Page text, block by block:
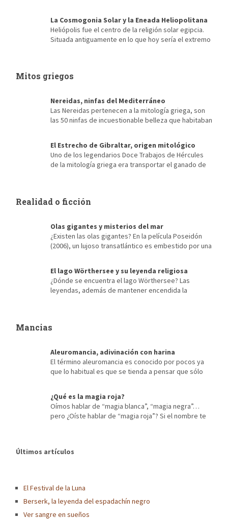
alguien que ama los libros, para quien sus momentos más
recordados se encuentran entre las estanterías de una vieja
biblioteca […]
La Cosmogonia Solar y la Eneada Heliopolitana
Heliópolis fue el centro de la religión solar egipcia.
Situada antiguamente en lo que hoy sería el extremo
Reino Antiguo, la que posibilitó […]
Mitos griegos
Nereidas, ninfas del Mediterráneo
Las Nereidas pertenecen a la mitología griega, son
las 50 ninfas de incuestionable belleza que habitaban
formas en que era visto el mar Mediterráneo, Talía era una
nereida color verde esmeralda y Galatea blanca como la leche,
El Estrecho de Gibraltar, origen mitológico
Uno de los legendarios Doce Trabajos de Hércules
de la mitología griega era transportar el ganado de
Gibraltar Hércules, en lugar de escalar las montañas, […]
Realidad o ficción
Olas gigantes y misterios del mar
¿Existen las olas gigantes? En la película Poseidón
(2006), un lujoso transatlántico es embestido por una
a punto de ser engullido por las fauces de una inmensa criatura.
Como el film tampoco da más de sí, al salir del cine la […]
El lago Wörthersee y su leyenda religiosa
¿Dónde se encuentra el lago Wörthersee? Las
leyendas, además de mantener encendida la
se extiende desde la bahía del pueblo de Velden. […]
Mancias
Aleuromancia, adivinación con harina
El término aleuromancia es conocido por pocos ya
que lo habitual es que se tienda a pensar que sólo
las tiradas de tarot, entre otros. Pero los métodos empleados a
lo largo de la historia para […]
¿Qué es la magia roja?
Oímos hablar de “magia blanca”, “magia negra”…
pero ¿Oíste hablar de “magia roja”? Si el nombre te
para las temáticas relacionadas […]
Últimos artículos
El Festival de la Luna
Berserk, la leyenda del espadachín negro
Ver sangre en sueños